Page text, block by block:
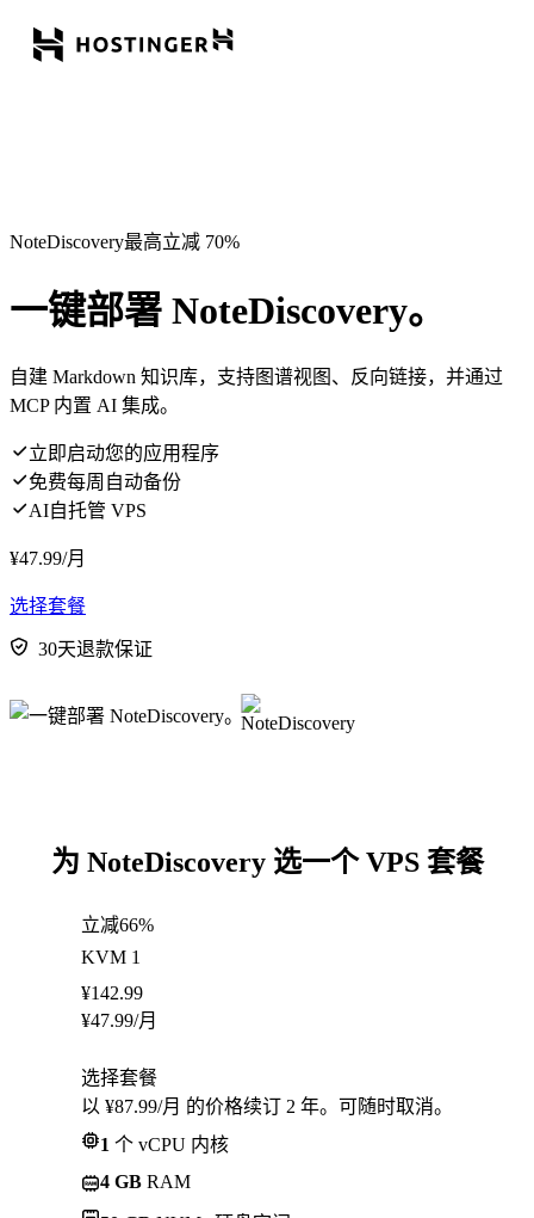
NoteDiscovery最高立减 70%
一键部署 NoteDiscovery。
自建 Markdown 知识库，支持图谱视图、反向链接，并通过
MCP 内置 AI 集成。
立即启动您的应用程序
免费每周自动备份
AI自托管 VPS
¥47.99/月
选择套餐
30天退款保证
为 NoteDiscovery 选一个 VPS 套餐
立减66%
KVM 1
¥142.99
¥47.99/月
选择套餐
以 ¥87.99/月 的价格续订 2 年。可随时取消。
1 个 vCPU 内核
4 GB RAM